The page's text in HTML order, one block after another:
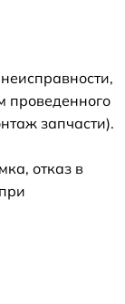
проведенного
запчасти).
отказ в